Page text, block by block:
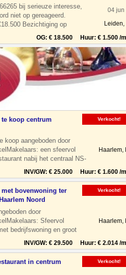
bij serieuze interesse,
niet op gereageerd.
Bezichtiging op
horeca zaak in leiden
04 jun
Leiden,
OG: € 18.500 Huur: € 1.500 /
te koop centrum
koop aangeboden door
een sfeervol
nabij het centraal NS-
Haarlem,
INV/GW: € 25.000 Huur: € 1.600 /
Verkocht!
met bovenwoning ter
Noord
door
Sfeervol
bedrijfswoning en groot
De
Haarlem,
INV/GW: € 29.500 Huur: € 2.014 /
Verkocht!
in centrum
Verkocht!